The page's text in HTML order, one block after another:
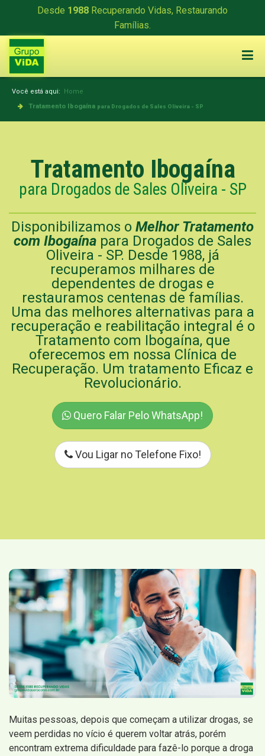
Desde 1988 Recuperando Vidas, Restaurando
Famílias.
Você está aqui: Home
Tratamento Ibogaína para Drogados de Sales Oliveira - SP
Tratamento Ibogaína
para Drogados de Sales Oliveira - SP
Disponibilizamos o Melhor Tratamento
com Ibogaína para Drogados de Sales
Oliveira - SP. Desde 1988, já
recuperamos milhares de
dependentes de drogas e
restauramos centenas de famílias.
Uma das melhores alternativas para a
recuperação e reabilitação integral é o
Tratamento com Ibogaína, que
oferecemos em nossa Clínica de
Recuperação. Um tratamento Eficaz e
Revolucionário.
Quero Falar Pelo WhatsApp!
Vou Ligar no Telefone Fixo!
Muitas pessoas, depois que começam a utilizar drogas, se
veem perdidas no vício é querem voltar atrás, porém
encontram extrema dificuldade para fazê-lo porque a droga